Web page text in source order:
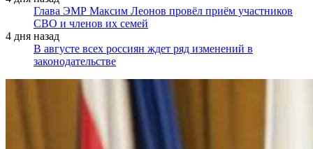
Глава ЭМР Максим Леонов провёл приём участников
СВО и членов их семей
4 дня назад
В августе всех россиян ждет ряд изменений в
законодательстве